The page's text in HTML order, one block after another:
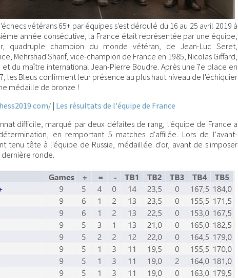
vétérans 65+ par équipes s'est déroulé du 16 au 25 avril 2019 à
année consécutive, la France était représentée par une équipe,
quadruple champion du monde vétéran, de Jean-Luc Seret,
Mehrshad Sharif, vice-champion de France en 1985, Nicolas Giffard,
du maître international Jean-Pierre Boudre. Après une 7e place en
les Bleus confirment leur présence au plus haut niveau de l'échiquier
médaille de bronze !
| Les résultats de l'équipe de France
difficile, marqué par deux défaites de rang, l'équipe de France a
en remportant 5 matches d'affilée. Lors de l'avant-
tenu tête à l'équipe de Russie, médaillée d'or, avant de s'imposer
ronde.